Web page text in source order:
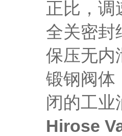
正比，调
全关密封
保压无内
锻钢阀体
闭的工业
Hirose